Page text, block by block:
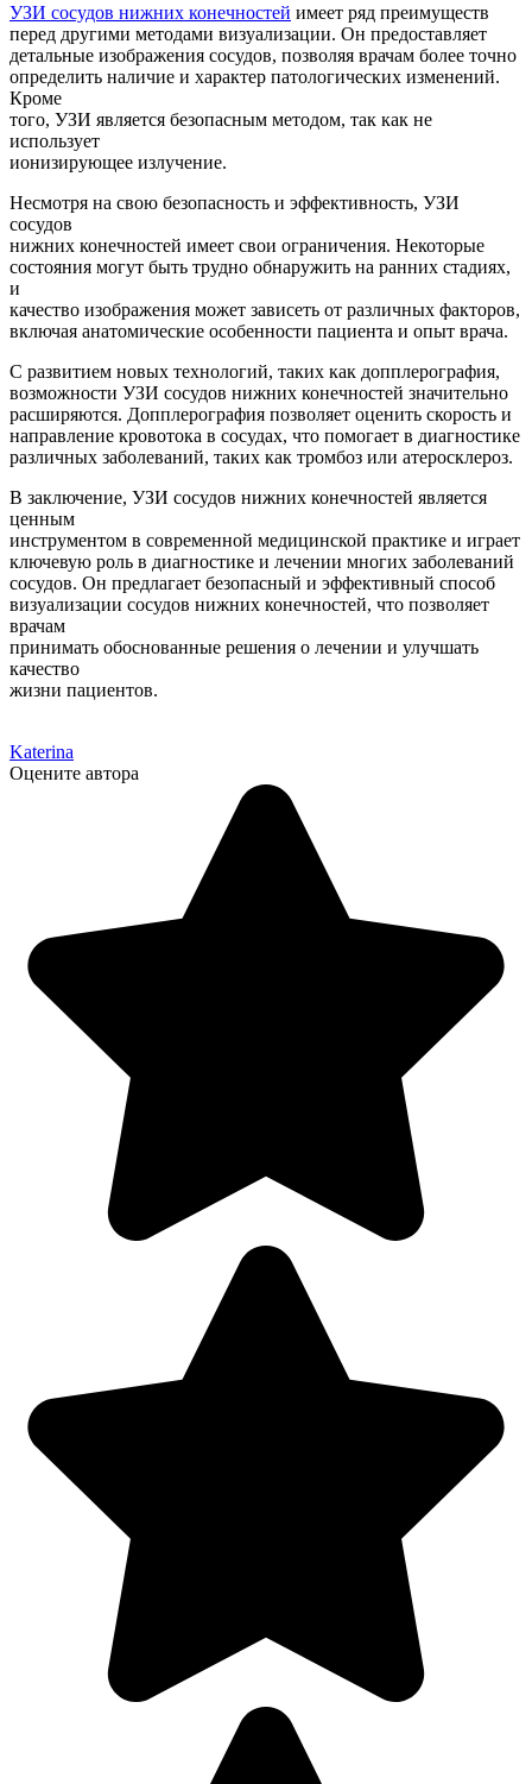
УЗИ сосудов нижних конечностей имеет ряд преимуществ
перед другими методами визуализации. Он предоставляет
детальные изображения сосудов, позволяя врачам более точно
определить наличие и характер патологических изменений.
Кроме
того, УЗИ является безопасным методом, так как не
использует
ионизирующее излучение.
Несмотря на свою безопасность и эффективность, УЗИ
сосудов
нижних конечностей имеет свои ограничения. Некоторые
состояния могут быть трудно обнаружить на ранних стадиях,
и
качество изображения может зависеть от различных факторов,
включая анатомические особенности пациента и опыт врача.
С развитием новых технологий, таких как допплерография,
возможности УЗИ сосудов нижних конечностей значительно
расширяются. Допплерография позволяет оценить скорость и
направление кровотока в сосудах, что помогает в диагностике
различных заболеваний, таких как тромбоз или атеросклероз.
В заключение, УЗИ сосудов нижних конечностей является
ценным
инструментом в современной медицинской практике и играет
ключевую роль в диагностике и лечении многих заболеваний
сосудов. Он предлагает безопасный и эффективный способ
визуализации сосудов нижних конечностей, что позволяет
врачам
принимать обоснованные решения о лечении и улучшать
качество
жизни пациентов.
Katerina
Оцените автора